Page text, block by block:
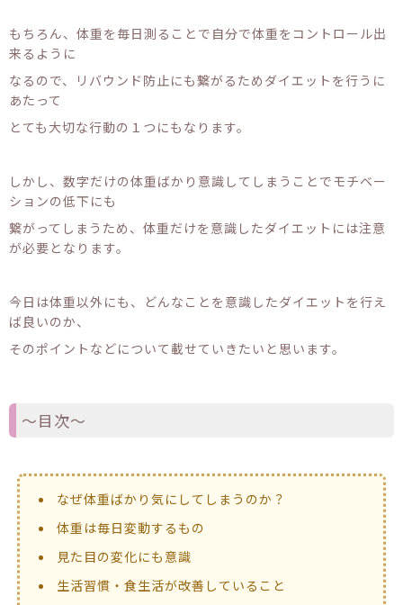
もちろん、体重を毎日測ることで自分で体重をコントロール出
来るように
なるので、リバウンド防止にも繋がるためダイエットを行うに
あたって
とても大切な行動の１つにもなります。
しかし、数字だけの体重ばかり意識してしまうことでモチベー
ションの低下にも
繋がってしまうため、体重だけを意識したダイエットには注意
が必要となります。
今日は体重以外にも、どんなことを意識したダイエットを行え
ば良いのか、
そのポイントなどについて載せていきたいと思います。
〜目次〜
なぜ体重ばかり気にしてしまうのか？
体重は毎日変動するもの
見た目の変化にも意識
生活習慣・食生活が改善していること